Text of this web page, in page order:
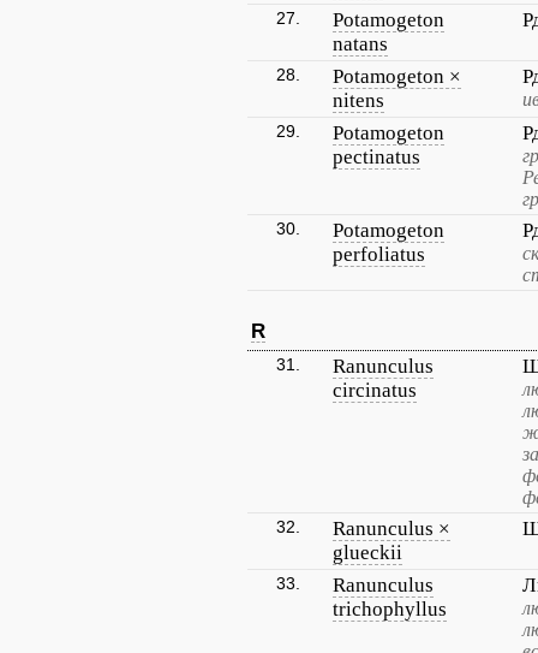
27.
Potamogeton
natans
28.
Potamogeton ×
nitens
29.
Potamogeton
pectinatus
30.
Potamogeton
perfoliatus
R
31.
Ranunculus
circinatus
32.
Ranunculus ×
glueckii
33.
Ranunculus
trichophyllus